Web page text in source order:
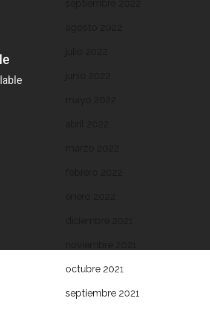
octubre 2021
septiembre 2021